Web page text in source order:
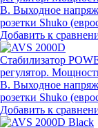
В. Выходное
розетки Shuko
Добавить к
Стабилизатор
регулятор.
В. Выходное
розетки Shuko
Добавить к